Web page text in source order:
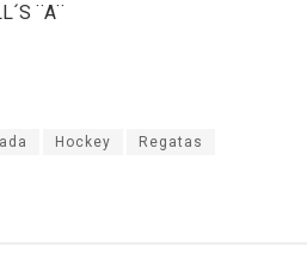
¨A¨
Hockey Regatas